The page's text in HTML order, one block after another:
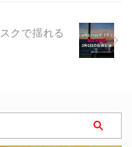
クで揺れる